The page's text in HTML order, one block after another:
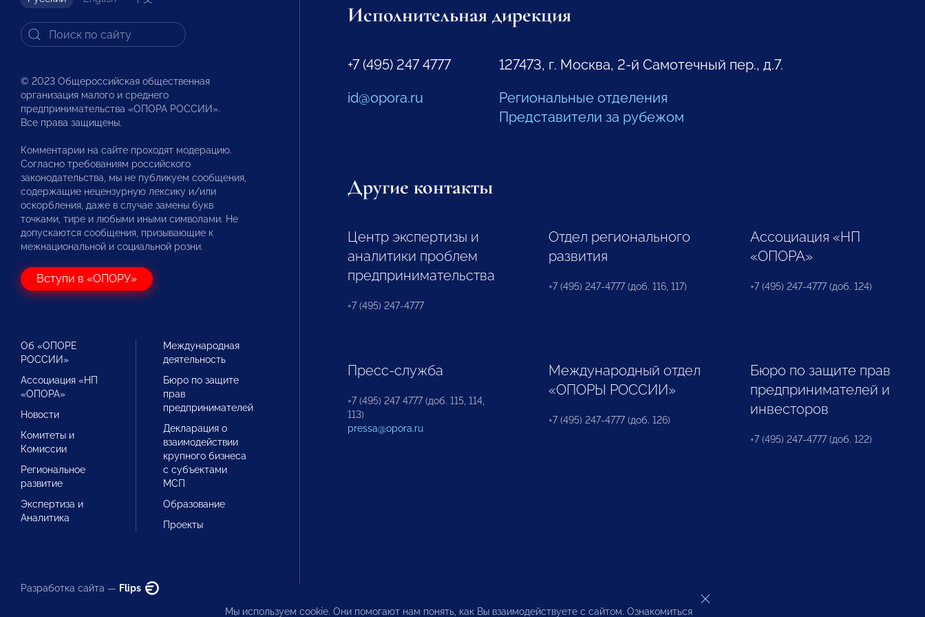
© 2023 Общероссийская общественная
организация малого и среднего
предпринимательства «ОПОРА РОССИИ».
Все права защищены.
Комментарии на сайте проходят модерацию.
Согласно требованиям российского
законодательства, мы не публикуем сообщения,
содержащие нецензурную лексику и/или
оскорбления, даже в случае замены букв
точками, тире и любыми иными символами. Не
допускаются сообщения, призывающие к
межнациональной и социальной розни.
Вступи в «ОПОРУ»
Об «ОПОРЕ
РОССИИ»
Ассоциация «НП
«ОПОРА»
Новости
Комитеты и
Комиссии
Региональное
развитие
Экспертиза и
Аналитика
Международная
деятельность
Бюро по защите
прав
предпринимателей
Декларация о
взаимодействии
крупного бизнеса
с субъектами
МСП
Образование
Проекты
Разработка сайта — Flips
Исполнительная дирекция
+7 (495) 247 4777
id@opora.ru
127473, г. Москва, 2-й Самотечный пер., д.7.
Региональные отделения
Представители за рубежом
Другие контакты
Центр экспертизы и
аналитики проблем
предпринимательства
+7 (495) 247-4777
Отдел регионального
развития
+7 (495) 247-4777 (доб. 116, 117)
Ассоциация «НП
«ОПОРА»
+7 (495) 247-4777 (доб. 124)
Пресс-служба
+7 (495) 247 4777 (доб. 115, 114,
113)
pressa@opora.ru
Международный отдел
«ОПОРЫ РОССИИ»
+7 (495) 247-4777 (доб. 126)
Бюро по защите прав
предпринимателей и
инвесторов
+7 (495) 247-4777 (доб. 122)
Мы используем cookie. Они помогают нам понять, как Вы взаимодействуете с сайтом. Ознакомиться